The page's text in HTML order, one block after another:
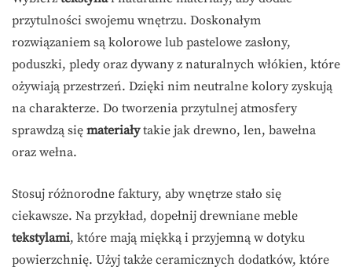
przytulności swojemu wnętrzu. Doskonałym
rozwiązaniem są kolorowe lub pastelowe zasłony,
poduszki, pledy oraz dywany z naturalnych włókien, które
ożywiają przestrzeń. Dzięki nim neutralne kolory zyskują
na charakterze. Do tworzenia przytulnej atmosfery
sprawdzą się materiałytakie jak drewno, len, bawełna
oraz wełna.
Stosuj różnorodne faktury, aby wnętrze stało się
ciekawsze. Na przykład, dopełnij drewniane meble
tekstylami, które mają miękką i przyjemną w dotyku
powierzchnię. Użyj także ceramicznych dodatków, które